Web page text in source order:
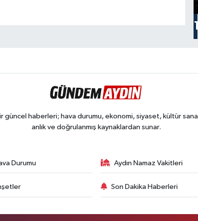
güncel haberleri; hava durumu, ekonomi, siyaset, kültür
anlık ve doğrulanmış kaynaklardan sunar.
Durumu Aydın Namaz Vakitleri
Son Dakika Haberleri